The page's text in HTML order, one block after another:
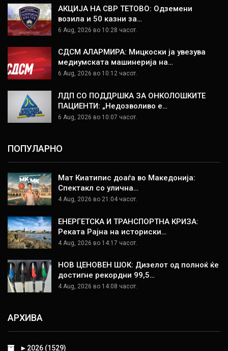
АКЦИЈА НА СВР ТЕТОВО: Одземени
возила и 50 казни за…
6 Aug, 2026 во 10:28 часот.
СДСМ АЛАРМИРА: Мицкоски ја увезува
медиумската машинерија на…
6 Aug, 2026 во 10:12 часот.
ЛДП СО ПОДДРШКА ЗА ОНКОЛОШКИТЕ
ПАЦИЕНТИ: „Недозволиво е…
6 Aug, 2026 во 10:07 часот.
ПОПУЛАРНО
Мат Киатипис доаѓа во Македонија:
Спектакл со улична…
4 Aug, 2026 во 21:04 часот.
ЕНЕРГЕТСКА И ТРАНСПОРТНА КРИЗА:
Реката Рајна на историски…
4 Aug, 2026 во 14:17 часот.
НОВ ЦЕНОВЕН ШОК: Дизелот од полноќ ќе
достигне рекордни 99,5…
4 Aug, 2026 во 14:08 часот.
АРХИВА
► 2026 (1529)